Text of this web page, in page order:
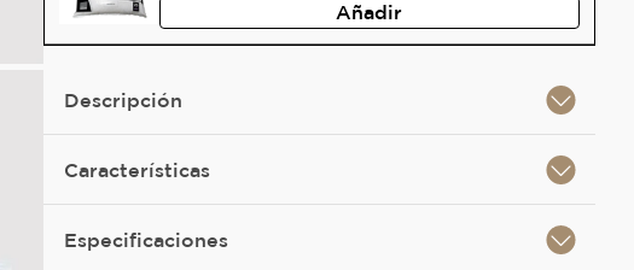
Añadir
Descripción
Características
Especificaciones